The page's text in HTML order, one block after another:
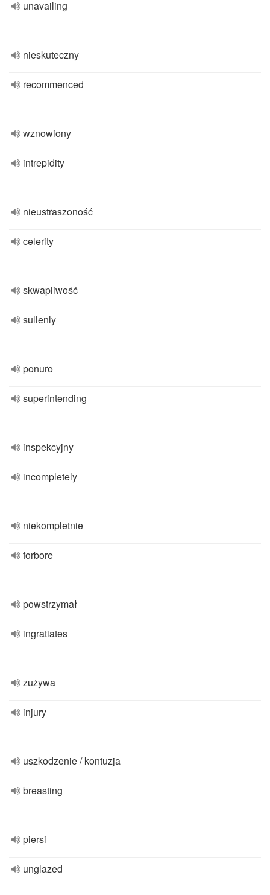
unavailing
nieskuteczny
recommenced
wznowiony
intrepidity
nieustraszoność
celerity
skwapliwość
sullenly
ponuro
superintending
inspekcyjny
incompletely
niekompletnie
forbore
powstrzymał
ingratiates
zużywa
injury
uszkodzenie / kontuzja
breasting
piersi
unglazed